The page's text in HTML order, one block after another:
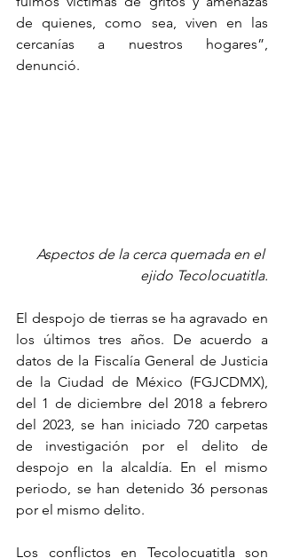
de quienes, como sea, viven en las
cercanías a nuestros hogares”,
denunció.
Aspectos de la cerca quemada en el
ejido Tecolocuatitla.
El despojo de tierras se ha agravado en
los últimos tres años. De acuerdo a
datos de la Fiscalía General de Justicia
de la Ciudad de México (FGJCDMX),
del 1 de diciembre del 2018 a febrero
del 2023, se han iniciado 720 carpetas
de investigación por el delito de
despojo en la alcaldía. En el mismo
periodo, se han detenido 36 personas
por el mismo delito.
Los conflictos en Tecolocuatitla son